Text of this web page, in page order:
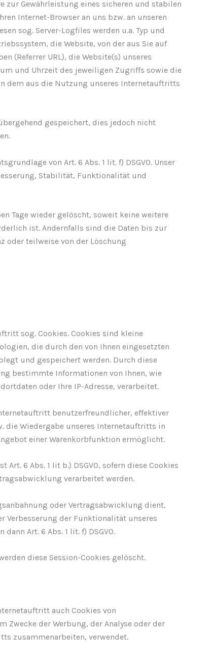
zur Gewährleistung eines sicheren und stabilen
Internet-Browser an uns bzw. an unseren
sog. Server-Logfiles werden u.a. Typ und
die Website, von der aus Sie auf
(Referrer URL), die Website(s) unseres
und Uhrzeit des jeweiligen Zugriffs sowie die
dem aus die Nutzung unseres Internetauftritts
gespeichert, dies jedoch nicht
von Art. 6 Abs. 1 lit. f) DSGVO. Unser
Stabilität, Funktionalität und
Tage wieder gelöscht, soweit keine weitere
ist. Andernfalls sind die Daten bis zur
oder teilweise von der Löschung
sog. Cookies. Cookies sind kleine
die durch den von Ihnen eingesetzten
und gespeichert werden. Durch diese
bestimmte Informationen von Ihnen, wie
oder Ihre IP-Adresse, verarbeitet.
benutzerfreundlicher, effektiver
die Wiedergabe unseres Internetauftritts in
einer Warenkorbfunktion ermöglicht.
6 Abs. 1 lit b.) DSGVO, sofern diese Cookies
verarbeitet werden.
oder Vertragsabwicklung dient,
Verbesserung der Funktionalität unseres
Art. 6 Abs. 1 lit. f) DSGVO.
diese Session-Cookies gelöscht.
auch Cookies von
Zwecke der Werbung, der Analyse oder der
zusammenarbeiten, verwendet.